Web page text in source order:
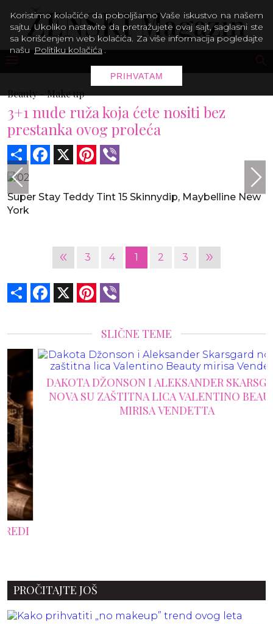
Beauty -Make up
3+1 nude ruža koja ćete nositi bez
prestanka ovog proleća
Share Facebook Pinterest
Super Stay Teddy Tint 15 Skinnydip, Maybelline New
York
« 3 4 1 2 3 »
Share Facebook Pinterest
SLIČNE TEME
DAKOTA DŽONSON I ALEKSANDER SKARSGARD
NOVA SU ZAŠTITNA LICA VALENTINO BEAUTY
MIRISA VENDETTA
PROČITAJTE JOŠ
Koristimo kolačiće da poboljšamo Vaše iskustvo na našem
sajtu. Ukoliko nastavite da pretražujete ovaj sajt, saglasni ste
sa korišćenjem web kolačića. Za više informacija pogledajte
našu Politiku kolačića .
PRIHVATAM